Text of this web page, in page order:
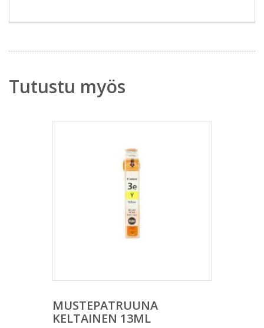
Tutustu myös
MUSTEPATRUUNA
KELTAINEN 13ML